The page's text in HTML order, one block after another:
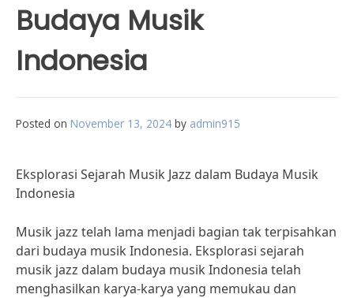
Budaya Musik
Indonesia
Posted on November 13, 2024 by admin915
Eksplorasi Sejarah Musik Jazz dalam Budaya Musik
Indonesia
Musik jazz telah lama menjadi bagian tak terpisahkan
dari budaya musik Indonesia. Eksplorasi sejarah
musik jazz dalam budaya musik Indonesia telah
menghasilkan karya-karya yang memukau dan